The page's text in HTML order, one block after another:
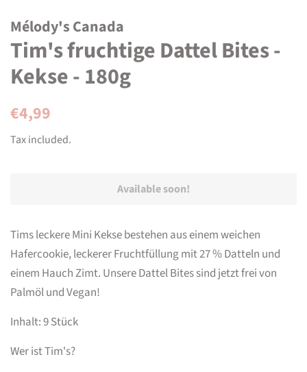
Mélody's Canada
Tim's fruchtige Dattel Bites -
Kekse - 180g
Regular
€4,99
Tax included.
Available soon!
Tims leckere Mini Kekse bestehen aus einem weichen
Hafercookie, leckerer Fruchtfüllung mit 27 % Datteln und
einem Hauch Zimt. Unsere Dattel Bites sind jetzt frei von
Palmöl und Vegan!
Inhalt: 9 Stück
Wer ist Tim's?